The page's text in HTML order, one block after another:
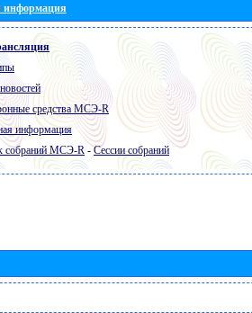
информация
средства МСЭ-R
информация
собраний МСЭ-R -Сессии собраний